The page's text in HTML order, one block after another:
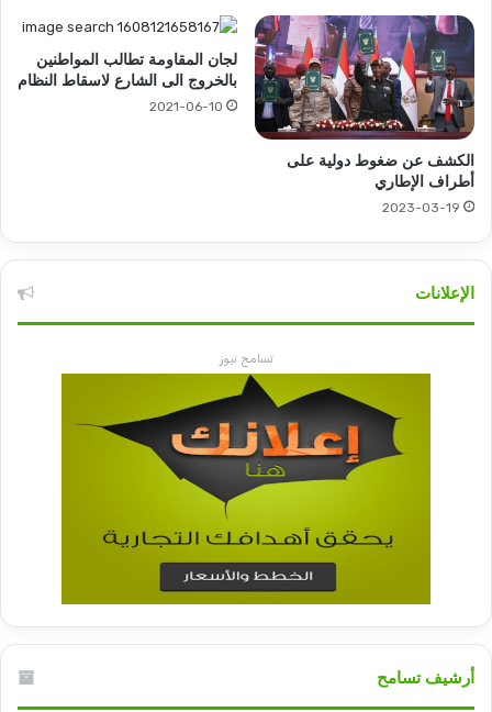
الكشف عن ضغوط دولية على
أطراف الإطاري
2023-03-19
لجان المقاومة تطالب المواطنين
بالخروج الى الشارع لاسقاط النظام
2021-06-10
الإعلانات
تسامح نيوز
أرشيف تسامح